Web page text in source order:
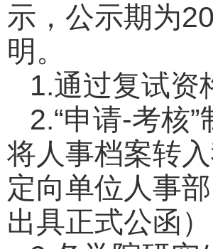
示，公示期为
明。
1.通过复试资
2.“申请-考核
将人事档案转
定向单位人事
出具正式公函）